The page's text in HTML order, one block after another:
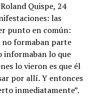
Quispe, 24
las
punto en común:
no formaban parte
informaban lo que
lo vieron es que él
por allí. Y entonces
inmediatamente”.